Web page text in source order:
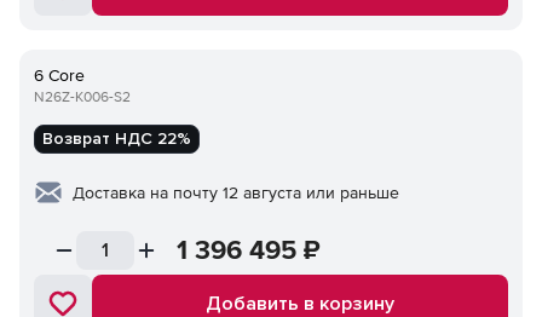
6 Core
N26Z-K006-S2
Возврат НДС 22%
Доставка на почту 12 августа или раньше
1 396 495 ₽
Добавить в корзину